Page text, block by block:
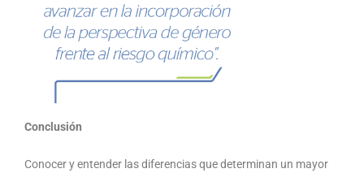
Conclusión
Conocer y entender las diferencias que determinan un mayor